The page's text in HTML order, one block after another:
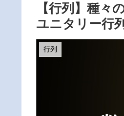
【行列】種々
ユニタリー行
行列